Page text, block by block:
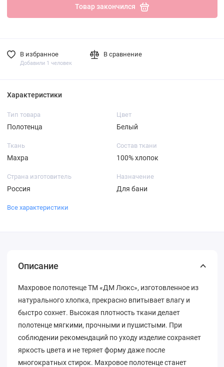
Товар закончился
В избранное
Добавили 1 человек
В сравнение
Характеристики
Тип товара
Полотенца
Цвет
Белый
Ткань
Махра
Состав ткани
100% хлопок
Страна изготовитель
Россия
Назначение
Для бани
Все характеристики
Описание
Махровое полотенце ТМ «ДМ Люкс», изготовленное из
натурального хлопка, прекрасно впитывает влагу и
быстро сохнет. Высокая плотность ткани делает
полотенце мягкими, прочными и пушистыми. При
соблюдении рекомендаций по уходу изделие сохраняет
яркость цвета и не теряет форму даже после
многократных стирок. Махровое полотенце станет